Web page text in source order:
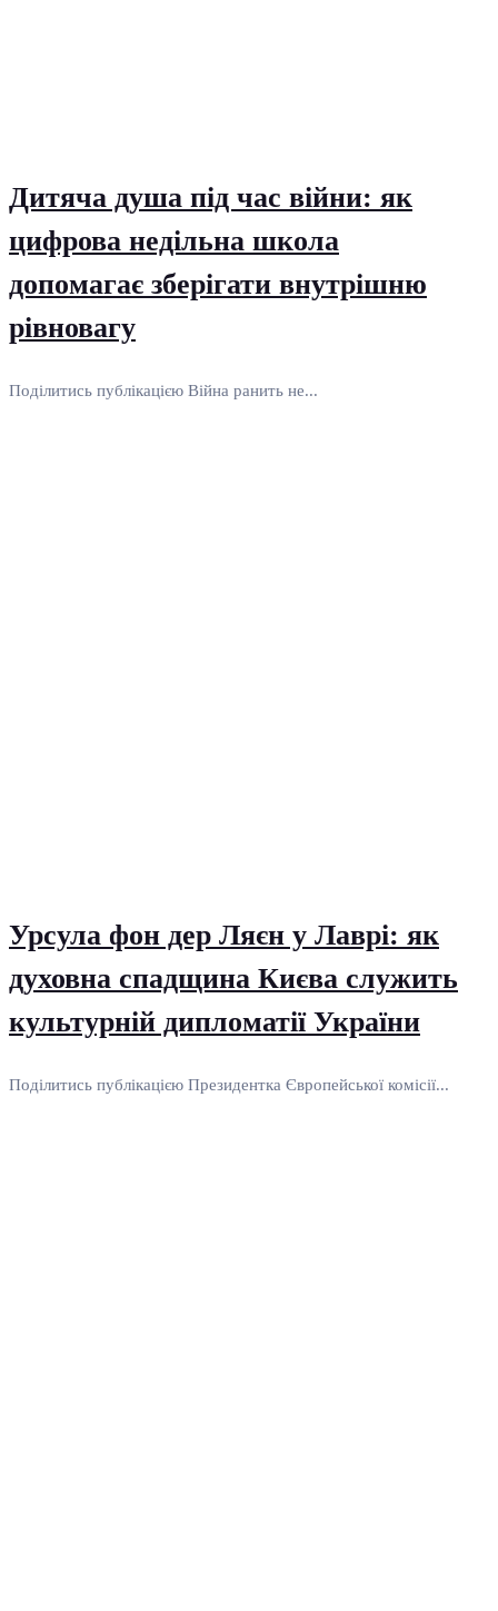
Дитяча душа під час війни: як
цифрова недільна школа
допомагає зберігати внутрішню
рівновагу
Поділитись публікацією Війна ранить не...
Урсула фон дер Ляєн у Лаврі: як
духовна спадщина Києва служить
культурній дипломатії України
Поділитись публікацією Президентка Європейської комісії...